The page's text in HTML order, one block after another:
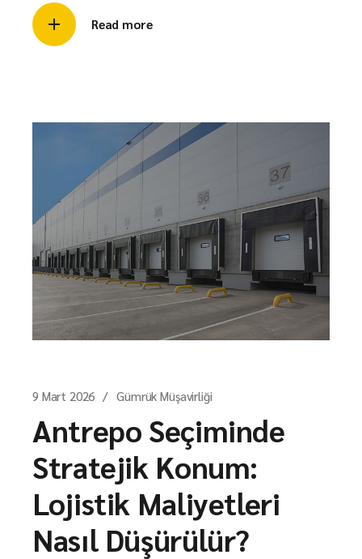
Read more
9 Mart 2026 Gümrük Müşavirliği
Antrepo Seçiminde
Stratejik Konum:
Lojistik Maliyetleri
Nasıl Düşürülür?